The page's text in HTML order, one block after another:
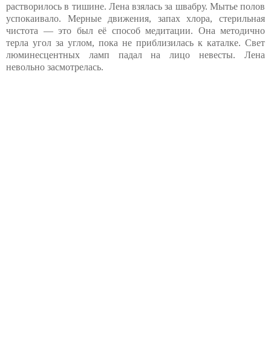
растворилось в тишине. Лена взялась за швабру. Мытье полов
успокаивало. Мерные движения, запах хлора, стерильная
чистота — это был её способ медитации. Она методично
терла угол за углом, пока не приблизилась к каталке. Свет
люминесцентных ламп падал на лицо невесты. Лена
невольно засмотрелась.